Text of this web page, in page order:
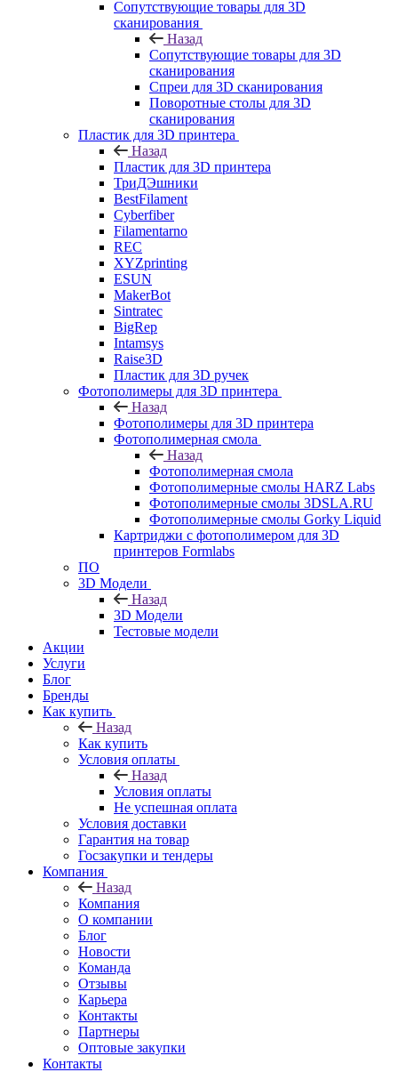
Сопутствующие товары для 3D
сканирования
Назад
Сопутствующие товары для 3D
сканирования
Спреи для 3D сканирования
Поворотные столы для 3D
сканирования
Пластик для 3D принтера
Назад
Пластик для 3D принтера
ТриДЭшники
BestFilament
Cyberfiber
Filamentarno
REC
XYZprinting
ESUN
MakerBot
Sintratec
BigRep
Intamsys
Raise3D
Пластик для 3D ручек
Фотополимеры для 3D принтера
Назад
Фотополимеры для 3D принтера
Фотополимерная смола
Назад
Фотополимерная смола
Фотополимерные смолы HARZ Labs
Фотополимерные смолы 3DSLA.RU
Фотополимерные смолы Gorky Liquid
Картриджи с фотополимером для 3D
принтеров Formlabs
ПО
3D Модели
Назад
3D Модели
Тестовые модели
Акции
Услуги
Блог
Бренды
Как купить
Назад
Как купить
Условия оплаты
Назад
Условия оплаты
Не успешная оплата
Условия доставки
Гарантия на товар
Госзакупки и тендеры
Компания
Назад
Компания
О компании
Блог
Новости
Команда
Отзывы
Карьера
Контакты
Партнеры
Оптовые закупки
Контакты